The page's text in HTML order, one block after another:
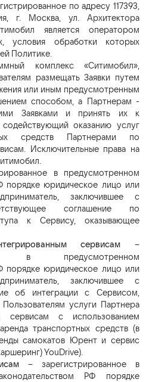
по адресу 117393,
г. Москва, ул. Архитектора
является оператором
условия обработки которых
Политике.
комплекс «Ситимобил»,
размещать Заявки путем
или иным предусмотренным
способом, а Партнерам -
Заявками и принять их к
оказанию услуг
средств Партнерами по
Исключительные права на
в предусмотренном
порядке юридическое лицо или
заключившее с
соглашение по
к Сервису, оказывающее
сервисам –
в предусмотренном
порядке юридическое лицо или
заключившее с
об интеграции с Сервисом,
услуги Партнера
сервисам с использованием
транспортных средств (в
самокатов Юрент и сервис
YouDrive).
– зарегистрированное в
РФ порядке